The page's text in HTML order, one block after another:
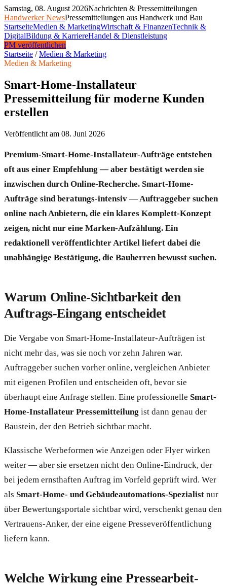
Samstag, 08. August 2026Nachrichten & Pressemitteilungen
Handwerker NewsPressemitteilungen aus Handwerk und Bau
StartseiteMedien & MarketingWirtschaft & FinanzenTechnik &
DigitalBildung & KarriereHandel & Dienstleistung
PM veröffentlichen
Startseite /Medien & Marketing
Medien & Marketing
Smart-Home-Installateur
Pressemitteilung für moderne Kunden
erstellen
Veröffentlicht am 08. Juni 2026
Premium-Smart-Home-Installateur-Aufträge entstehen
oft aus einer Empfehlung — aber bestätigt werden sie
inzwischen durch Online-Recherche. Smart-Home-
Aufträge sind beratungs-intensiv — Auftraggeber suchen
online nach Anbietern, die ein klares Komplett-Konzept
zeigen, nicht nur eine Marken-Aufzählung. Ein
redaktionell veröffentlichter Artikel liefert dabei die
unabhängige Bestätigung, die Bauherren bewusst suchen.
Warum Online-Sichtbarkeit den
Auftrags-Eingang entscheidet
Die Vergabe von Smart-Home-Installateur-Aufträgen ist
nicht mehr das, was sie noch vor zehn Jahren war.
Auftraggeber suchen vorher online, vergleichen Anbieter
mit eigenen Profilen und entscheiden oft, bevor sie
überhaupt eine Anfrage stellen. Eine professionelle Smart-
Home-Installateur Pressemitteilung ist dann genau der
Baustein, der den Betrieb sichtbar macht.
Klassische Werbeformen wie Anzeigen oder Flyer wirken
weiter — aber sie ersetzen nicht den Online-Eindruck, der
bei jedem ernsthaften Auftrag im Vorfeld geprüft wird. Wer
als Smart-Home- und Gebäudeautomations-Spezialist nur
über Bewertungsportale sichtbar wird, verschenkt genau den
Vertrauens-Anker, der eine eigene Presseveröffentlichung
liefern kann.
Welche Wirkung eine Pressearbeit-